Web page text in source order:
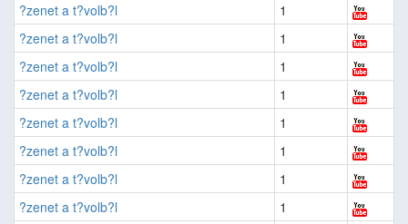
?zenet a t?volb?l
1
?zenet a t?volb?l
1
?zenet a t?volb?l
1
?zenet a t?volb?l
1
?zenet a t?volb?l
1
?zenet a t?volb?l
1
?zenet a t?volb?l
1
?zenet a t?volb?l
1